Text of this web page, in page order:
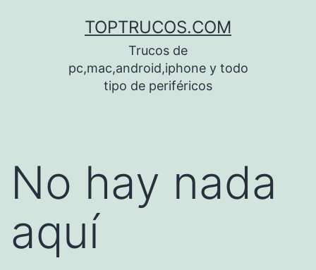
TOPTRUCOS.COM
Trucos de
pc,mac,android,iphone y todo
tipo de periféricos
No hay nada
aquí